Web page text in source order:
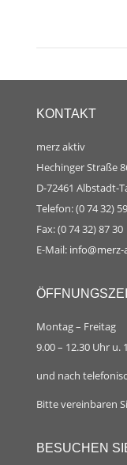
KONTAKT
merz aktiv
Hechinger Straße
D-72461 Albstadt-
Telefon: (0 74 32)
Fax: (0 74 32) 87 30
E-Mail:
Montag – Freitag
9.00 – 12.30 Uhr u.
und nach
Bitte vereinbaren
BESUCHEN